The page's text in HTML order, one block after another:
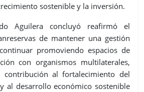
sostenible y la inversión.
Aguilera concluyó reafirmó el
de mantener una gestión
promoviendo espacios de
con organismos multilaterales,
al fortalecimiento del
al desarrollo económico sostenible